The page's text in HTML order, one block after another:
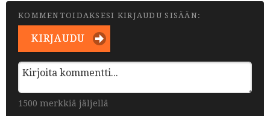
KOMMENTOIDAKSESI KIRJAUDU SISÄÄN:
KIRJAUDU
1500 merkkiä jäljellä